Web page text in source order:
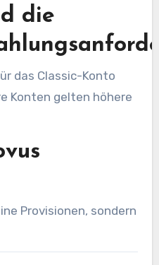
die
das Classic-Konto
Konten gelten höhere
Provisionen, sondern